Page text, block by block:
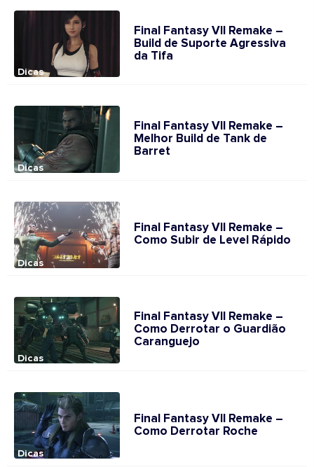
Dicas
Final Fantasy VII Remake –
Build de Suporte Agressiva
da Tifa
Dicas
Final Fantasy VII Remake –
Melhor Build de Tank de
Barret
Dicas
Final Fantasy VII Remake –
Como Subir de Level Rápido
Dicas
Final Fantasy VII Remake –
Como Derrotar o Guardião
Caranguejo
Dicas
Final Fantasy VII Remake –
Como Derrotar Roche